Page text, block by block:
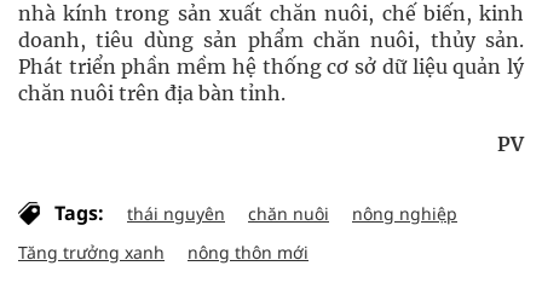
nhà kính trong sản xuất chăn nuôi, chế biến, kinh
doanh, tiêu dùng sản phẩm chăn nuôi, thủy sản.
Phát triển phần mềm hệ thống cơ sở dữ liệu quản lý
chăn nuôi trên địa bàn tỉnh.
PV
Tags: thái nguyên chăn nuôi
nông nghiệp
Tăng trưởng xanh
nông thôn mới